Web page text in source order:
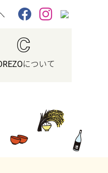
FacebookInstagram
について